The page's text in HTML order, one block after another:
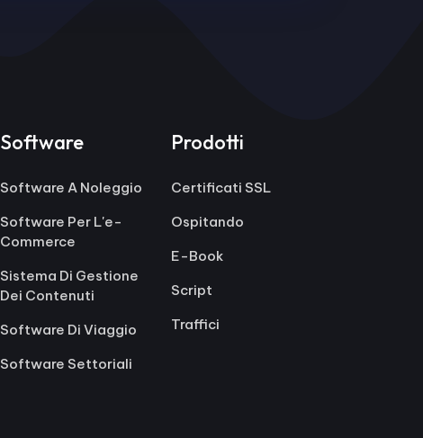
Software
Software A Noleggio
Software Per L'e-
Commerce
Sistema Di Gestione
Dei Contenuti
Software Di Viaggio
Software Settoriali
Prodotti
Certificati SSL
Ospitando
E-Book
Script
Traffici